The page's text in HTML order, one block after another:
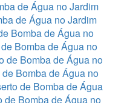
de Água no Jardim
de Água no Jardim
Bomba de Água no
Bomba de Água no
de Bomba de Água no
Bomba de Água no
de Bomba de Água
de Bomba de Água no